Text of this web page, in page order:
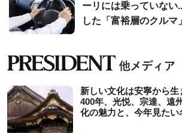
ーリには乗っていない
した「富裕層のクルマ
新しい文化は安寧から
400年、光悦、宗達、遠
化の魅力と、今年見たい